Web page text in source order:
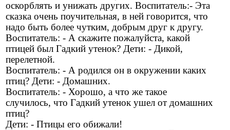
оскорблять и унижать других. Воспитатель:- Эта
сказка очень поучительная, в ней говорится, что
надо быть более чутким, добрым друг к другу.
Воспитатель: - А скажите пожалуйста, какой
птицей был Гадкий утенок? Дети: - Дикой,
перелетной.
Воспитатель: - А родился он в окружении каких
птиц? Дети: - Домашних.
Воспитатель: - Хорошо, а что же такое
случилось, что Гадкий утенок ушел от домашних
птиц?
Дети: - Птицы его обижали!